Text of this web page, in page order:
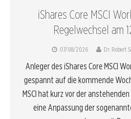
iShares Core MSCI
Regelwechsel am
07/08/2026 Dr. Robert
Anleger des iShares Core MSCI
gespannt auf die kommende
MSCI hat kurz vor der
eine Anpassung der